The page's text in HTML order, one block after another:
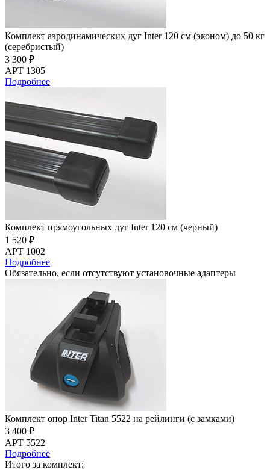
Комплект аэродинамических дуг Inter 120 см (эконом) до 50 кг
(серебристый)
3 300 ₽
АРТ 1305
Подробнее
Комплект прямоугольных дуг Inter 120 см (черный)
1 520 ₽
АРТ 1002
Подробнее
Обязательно, если отсутствуют установочные адаптеры
Комплект опор Inter Titan 5522 на рейлинги (с замками)
3 400 ₽
АРТ 5522
Подробнее
Итого за комплект: